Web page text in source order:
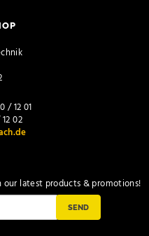
/ 12 01
02
latest products & promotions!
SEND